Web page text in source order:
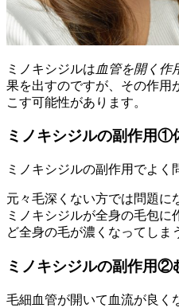
ミノキシジルは血管を開く作
果を出すのですが、その作用
こす可能性があります。
ミノキシジルの副作用①
ミノキシジルの副作用でよく
元々毛深くない方では問題に
ミノキシジルが全身の毛包
ど全身の毛が濃くなってしま
ミノキシジルの副作用②
毛細血管が開いて血流が良く